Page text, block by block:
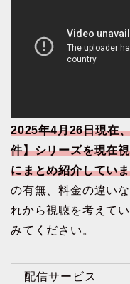
2025年4月26日現在
件】シリーズを現在
にまとめ紹介してい
の有無、料金の違い
れから視聴を考えて
みてください。
配信サービス